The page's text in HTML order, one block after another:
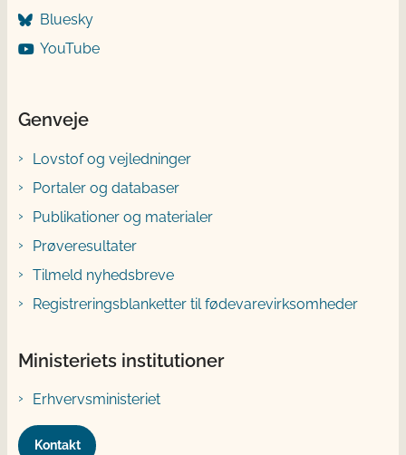
Bluesky
YouTube
Genveje
Lovstof og vejledninger
Portaler og databaser
Publikationer og materialer
Prøveresultater
Tilmeld nyhedsbreve
Registreringsblanketter til fødevarevirksomheder
Ministeriets institutioner
Erhvervsministeriet
Kontakt